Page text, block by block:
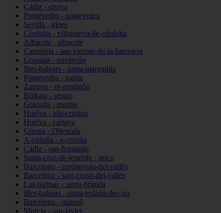
Cádiz - olvera
Pontevedra - pontevedra
Sevilla - gines
Córdoba - villanueva-de-córdoba
Albacete - albacete
Cantabria - san-vicente-de-la-barquera
Granada - torvizcón
Illes-balears - santa-margalida
Pontevedra - marín
Zamora - el-perdigón
Bizkaia - sestao
Granada - murtas
Huelva - isla-cristina
Huelva - cartaya
Girona - l39escala
A-coruña - a-coruña
Cádiz - san-fernando
Santa-cruz-de-tenerife - arico
Barcelona - cerdanyola-del-vallès
Barcelona - sant-cugat-del-vallès
Las-palmas - santa-brígida
Illes-balears - santa-eulària-des-riu
Barcelona - mataró
Murcia - san-javier